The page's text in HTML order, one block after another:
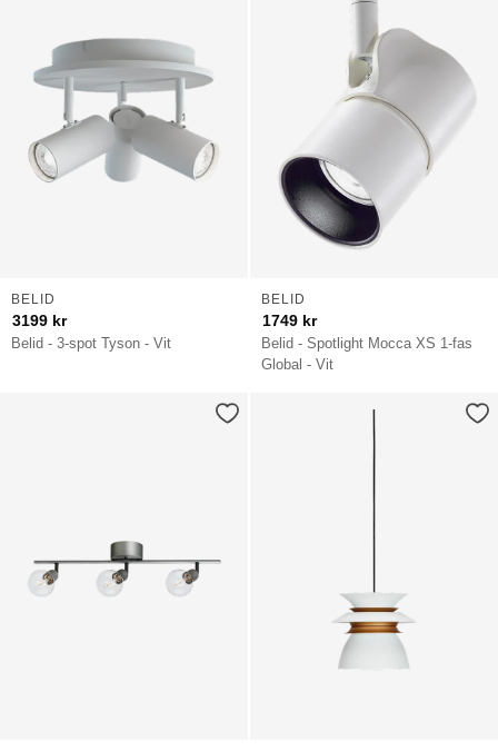
Belid - 3-spot Tyson - Vit
BELID
3199 kr
Belid - Spotlight Mocca XS 1-fas
Global - Vit
BELID
1749 kr